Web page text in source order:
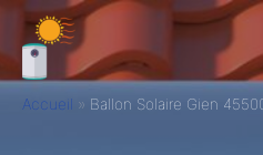
Accueil Ballon Solaire Gien